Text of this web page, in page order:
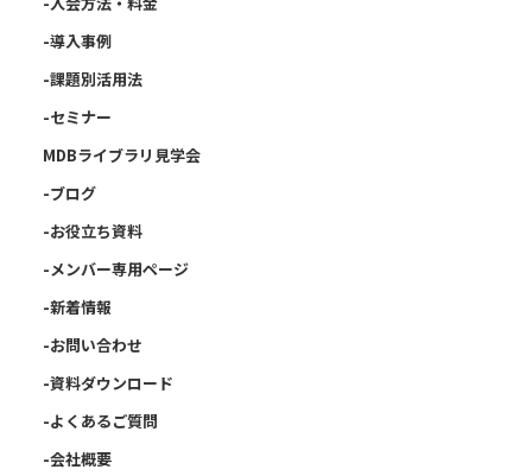
-導入事例
-課題別活用法
-セミナー
MDBライブラリ見学会
-ブログ
-お役立ち資料
-メンバー専用ページ
-新着情報
-お問い合わせ
-資料ダウンロード
-よくあるご質問
-会社概要